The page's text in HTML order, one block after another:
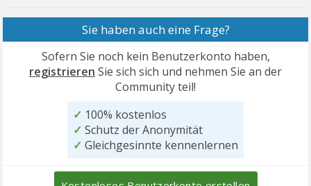
Sie haben auch eine Frage?
Sofern Sie noch kein Benutzerkonto haben,
registrieren Sie sich sich und nehmen Sie an der
Community teil!
✓ 100% kostenlos
✓ Schutz der Anonymität
✓ Gleichgesinnte kennenlernen